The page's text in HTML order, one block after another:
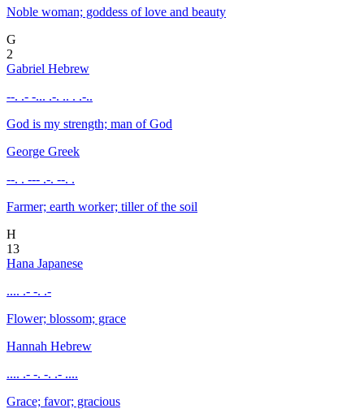
Noble woman; goddess of love and beauty
G
2
Gabriel Hebrew
--. .- -... .-. .. . .-..
God is my strength; man of God
George Greek
--. . --- .-. --. .
Farmer; earth worker; tiller of the soil
H
13
Hana Japanese
.... .- -. .-
Flower; blossom; grace
Hannah Hebrew
.... .- -. -. .- ....
Grace; favor; gracious